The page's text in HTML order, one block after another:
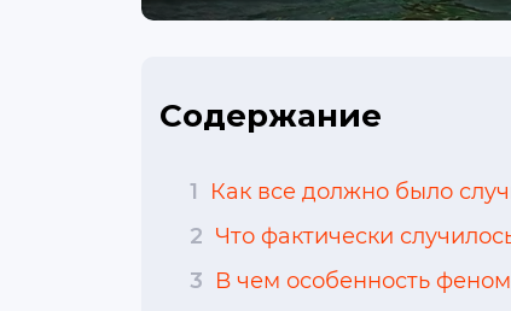
Содержание
1
Как все должно было
2 Что фактически
3 В чем особенность